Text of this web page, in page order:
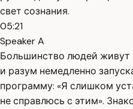
свет сознания.
05:21
Speaker A
Большинство людей живут
и разум немедленно
программу: «Я слишком
не справлюсь с этим».